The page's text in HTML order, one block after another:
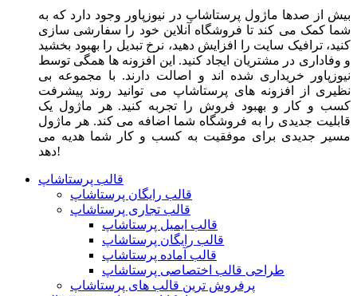
بیش از صدها ماژول پرستاشاپ در نیوزپاور وجود دارد که به
شما کمک می کند تا فروشگاه آنلاین خود را سفارشی سازی
کنید، ترافیک سایت را افزایش دهید، نرخ تبدیل را بهبود بخشید
و وفاداری در مشتریان ایجاد کنید. این افزونه ها همگی توسط
نیوزپاور خریداری شده اند و اصالت دارند. با مجموعه بی
نظیری از افزونه های پرستاشاپ می توانید روند پیشرفت
کسب و کار و بهبود فروش را تجربه کنید. هر ماژول یک
قابلیت جدیدی را به فروشگاه شما اضافه می کند. هر ماژول
مسیر جدیدی برای موفقیت به کسب و کار شما هدیه می
دهد!
قالب پرستاشاپ
قالب رایگان پرستاشاپ
قالب تجاری پرستاشاپ
قالب ایمیل پرستاشاپ
قالب رایگان پرستاشاپ
قالب آماده پرستاشاپ
طراحی قالب اختصاصی پرستاشاپ
پرفروش ترین قالب های پرستاشاپ